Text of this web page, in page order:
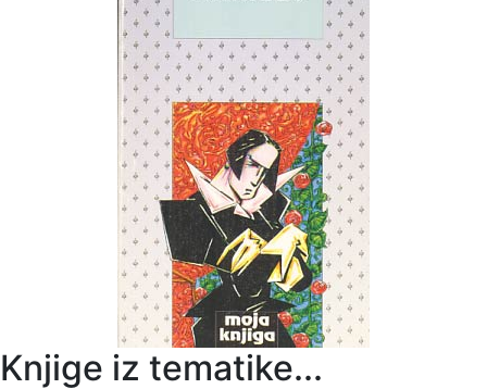
Knjige iz tematike...